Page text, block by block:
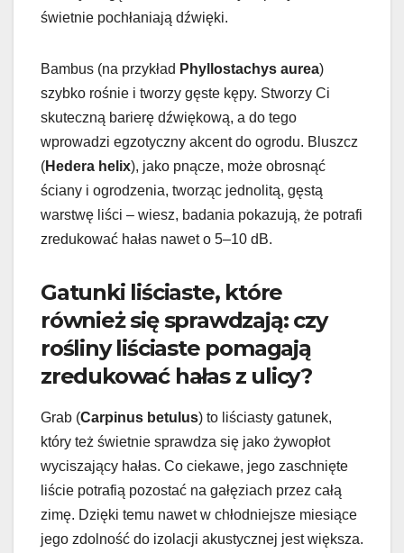
świetnie pochłaniają dźwięki.
Bambus (na przykład Phyllostachys aurea)
szybko rośnie i tworzy gęste kępy. Stworzy Ci
skuteczną barierę dźwiękową, a do tego
wprowadzi egzotyczny akcent do ogrodu. Bluszcz
(Hedera helix), jako pnącze, może obrosnąć
ściany i ogrodzenia, tworząc jednolitą, gęstą
warstwę liści – wiesz, badania pokazują, że potrafi
zredukować hałas nawet o 5–10 dB.
Gatunki liściaste, które
również się sprawdzają: czy
rośliny liściaste pomagają
zredukować hałas z ulicy?
Grab (Carpinus betulus) to liściasty gatunek,
który też świetnie sprawdza się jako żywopłot
wyciszający hałas. Co ciekawe, jego zaschnięte
liście potrafią pozostać na gałęziach przez całą
zimę. Dzięki temu nawet w chłodniejsze miesiące
jego zdolność do izolacji akustycznej jest większa.